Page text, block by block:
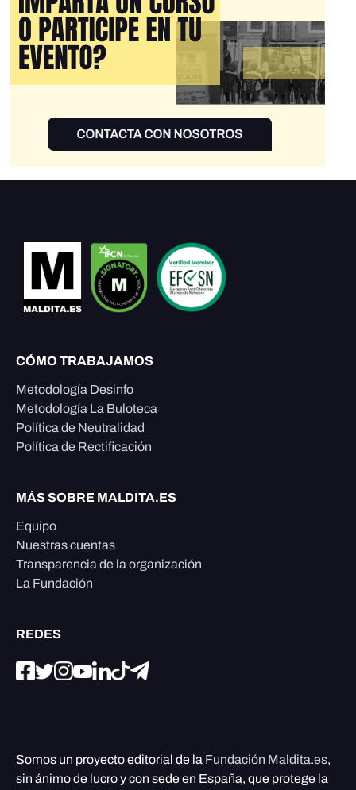
CÓMO TRABAJAMOS
Metodología Desinfo
Metodología La Buloteca
Política de Neutralidad
Política de Rectificación
MÁS SOBRE MALDITA.ES
Equipo
Nuestras cuentas
Transparencia de la organización
La Fundación
REDES
Somos un proyecto editorial de la Fundación Maldita.es,
sin ánimo de lucro y con sede en España, que protege la